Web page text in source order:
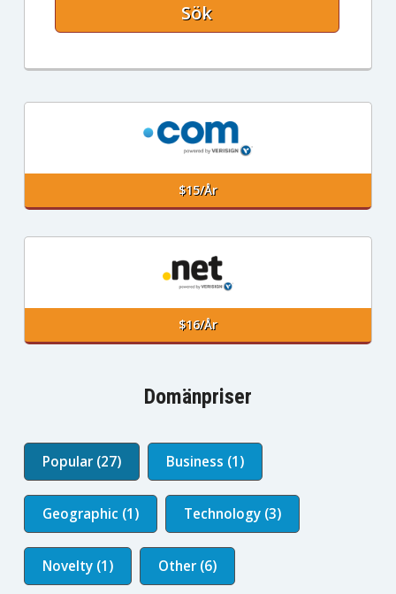
Sök
$15/år
$16/år
Domänpriser
Popular (27) Business (1)
Geographic (1) Technology (3)
Novelty (1) Other (6)